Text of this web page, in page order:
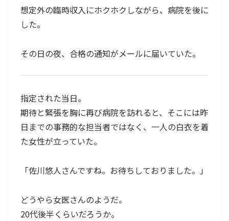
想定外の臨時収入にホクホクしながら、病院を後に
した。
その日の夜、合格の通知がメールに届いていた。
指定された当日。
期待と緊張を胸に再び病院を訪れると、そこには昨
日までの事務的な担当者ではなく、一人の白衣を着
た女性が立っていた。
「佐川悠人さんですね。お待ちしておりました。」
どうやら女医さんのようだ。
20代後半くらいだろうか。